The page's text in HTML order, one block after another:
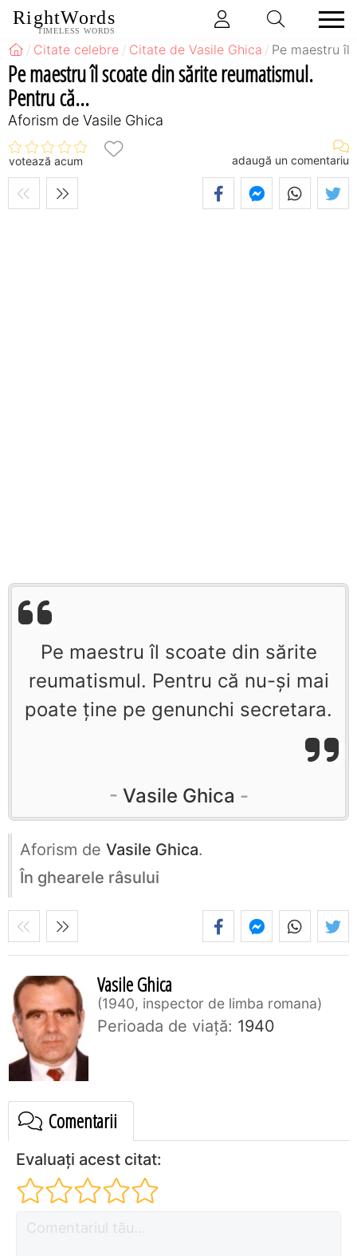
RightWords
TIMELESS WORDS
Citate celebre Citate de Vasile Ghica Pe maestru îl
Pe maestru îl scoate din sărite reumatismul.
Pentru că...
Aforism de Vasile Ghica
votează acum adaugă un comentariu
Pe maestru îl scoate din sărite
reumatismul. Pentru că nu-şi mai
poate ţine pe genunchi secretara.
Vasile Ghica
Aforism de Vasile Ghica.
În ghearele râsului
Vasile Ghica
1940, inspector de limba romana
Perioada de viaţă: 1940
Comentarii
Evaluați acest citat: